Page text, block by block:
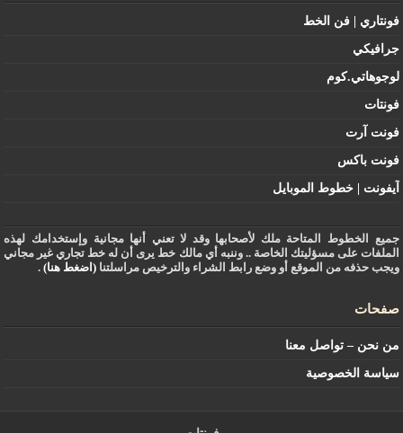
فونتاري | فن الخط
جرافيكي
لوجوهاتي.كوم
فونتات
فونت آرت
فونت باكس
آيفونت | خطوط الموبايل
جميع الخطوط المتاحة ملك لأصحابها وقد لا تعني أنها مجانية وإستخدامك لهذه
الملفات على مسؤليتك الخاصة .. وننبه أي مالك خط يرى أن له خط تجاري غير مجاني
ويجب حذفه من الموقع أو وضع رابط الشراء والترخيص مراسلتنا(اضغط هنا) .
صفحات
من نحن – تواصل معنا
سياسة الخصوصية